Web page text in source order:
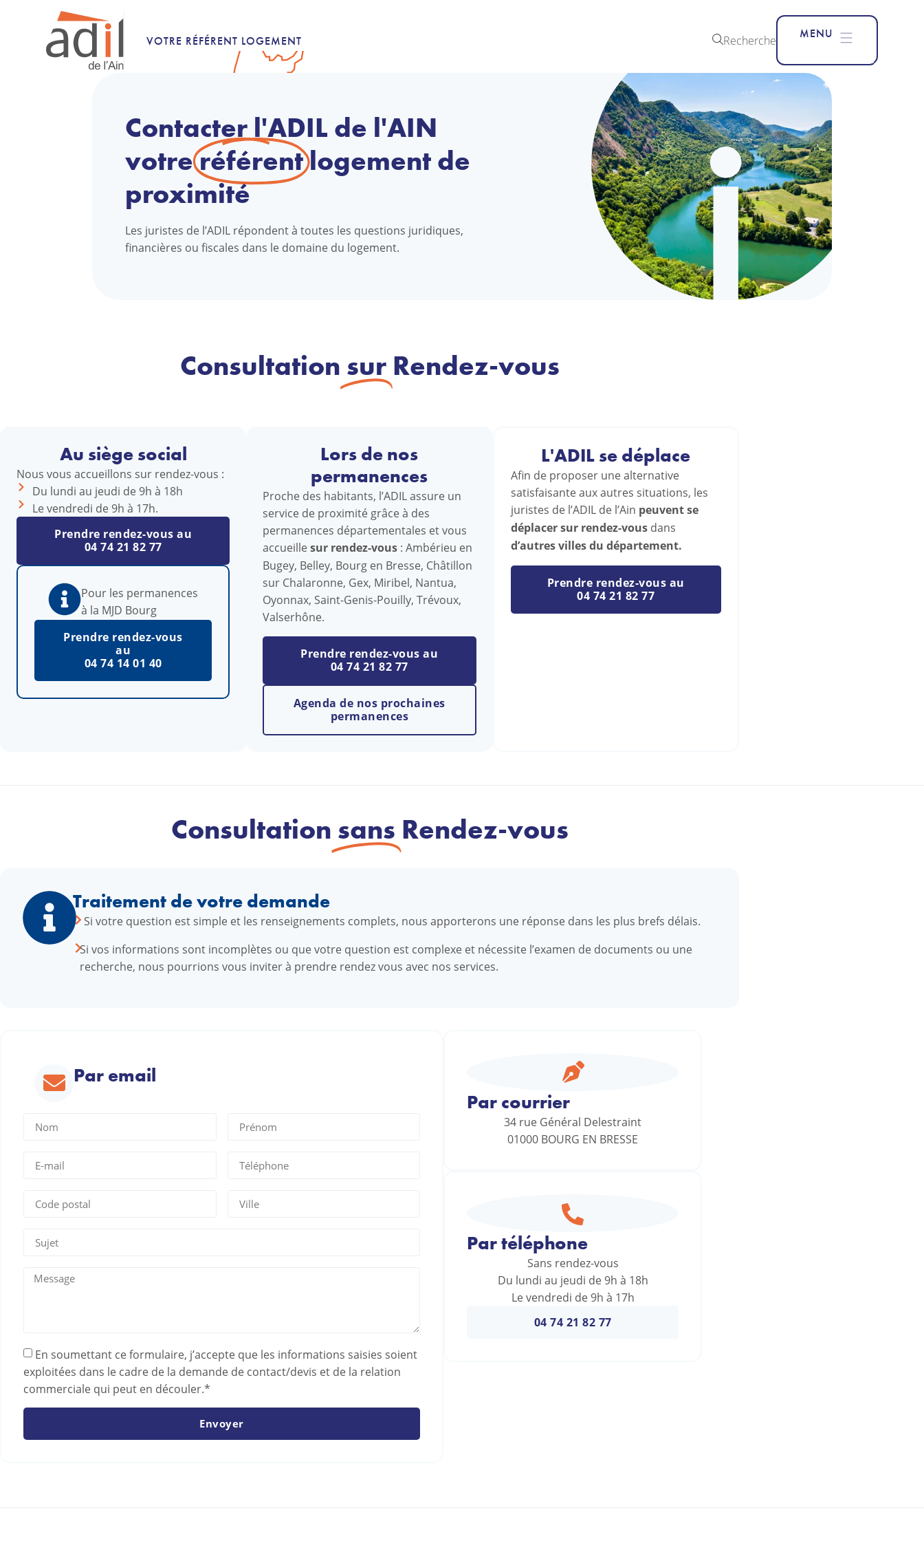
VOTRE RÉFÉRENT LOGEMENT Recherche MENU
Contacter l'ADIL de l'AIN
votreréférentlogement de
proximité
Les juristes de l’ADIL répondent à toutes les questions juridiques,
financières ou fiscales dans le domaine du logement.
Consultation sur Rendez-vous
Au siège social
Nous vous accueillons sur rendez-vous :
Du lundi au jeudi de 9h à 18h
Le vendredi de 9h à 17h.
Prendre rendez-vous au
04 74 21 82 77
Pour les permanences
à la MJD Bourg
Prendre rendez-vous
au
04 74 14 01 40
Lors de nos
permanences
Proche des habitants, l’ADIL assure un
service de proximité grâce à des
permanences départementales et vous
accueillesur rendez-vous : Ambérieu en
Bugey, Belley, Bourg en Bresse, Châtillon
sur Chalaronne, Gex, Miribel, Nantua,
Oyonnax, Saint-Genis-Pouilly, Trévoux,
Valserhône.
Prendre rendez-vous au
04 74 21 82 77
Agenda de nos prochaines
permanences
L'ADIL se déplace
Afin de proposer une alternative
satisfaisante aux autres situations, les
juristes de l’ADIL de l’Ain peuvent se
déplacer sur rendez-vous dans
d’autres villes du département.
Prendre rendez-vous au
04 74 21 82 77
Consultation sans Rendez-vous
Traitement de votre demande
Si votre question est simple et les renseignements complets, nous apporterons une réponse dans les plus brefs délais.
Si vos informations sont incomplètes ou que votre question est complexe et nécessite l’examen de documents ou une
recherche, nous pourrions vous inviter à prendre rendez vous avec nos services.
Par email
En soumettant ce formulaire, j’accepte que les informations saisies soient
exploitées dans le cadre de la demande de contact/devis et de la relation
commerciale qui peut en découler.*
Envoyer
Par courrier
34 rue Général Delestraint
01000 BOURG EN BRESSE
Par téléphone
Sans rendez-vous
Du lundi au jeudi de 9h à 18h
Le vendredi de 9h à 17h
04 74 21 82 77